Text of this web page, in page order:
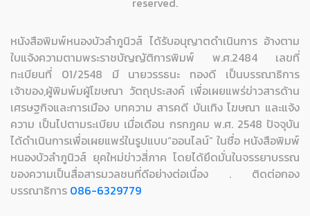
หนังสือพิมพ์หนองบัวลำภูนิวส์ ได้รับอนุญาตดำเนินการ อ้างตาม
ใบแจ้งความตามพระราชบัญญัติการพิมพ์ พ.ศ.2484 เลขที่
ทะเบียนที่ 01/2548 มี นายวรรธนะ ทองดี เป็นบรรณาธิการ
เจ้าของ,ผู้พิมพ์มผู้โฆษณา วัตถุประสงค์ เพื่อเผยแพร่ข่าวสารด้าน
เศรษฐกิจและการเมือง บทความ สารคดี บันเทิง โฆษณา และแจ้ง
ความ เป็นไปตามระเบียบ เมื่อเดือน กรกฎคม พ.ศ. 2548 ปัจจุบัน
ได้ดำเนินการเพื่อเผยแพร่ในรูปแบบ“ออนไลน์” ในชื่อ หนังสือพิมพ์
หนองบัวลำภูนิวส์ ยุคใหม่ข่าวสี่ภาค โดยได้ยึดมั่นในจรรยาบรรณ
ของความเป็นสื่อสารมวลชนที่ดีอย่างต่อเนื่อง . ติดต่อกอง
บรรณาธิการ 086-6329779